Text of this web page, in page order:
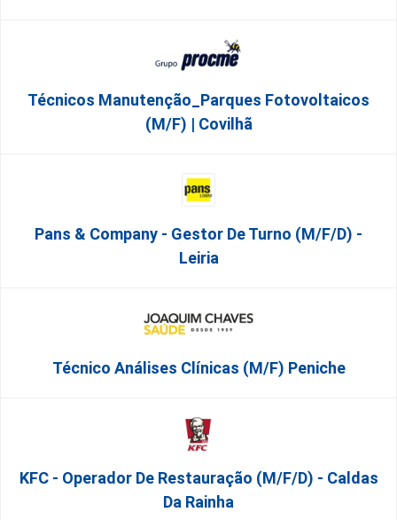
Técnicos Manutenção_Parques Fotovoltaicos
(m/f) | Covilhã
Pans & Company - Gestor De Turno (m/f/d) -
Leiria
Técnico Análises Clínicas (M/F) Peniche
KFC - Operador De Restauração (m/f/d) - Caldas
Da Rainha